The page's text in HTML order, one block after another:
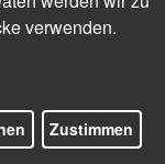
in
alten
Hütten
verwenden.
Zustimmen